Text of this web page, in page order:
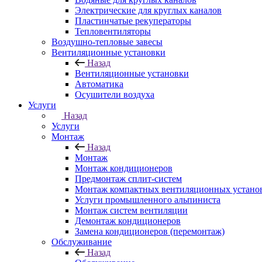
Электрические для круглых каналов
Пластинчатые рекуператоры
Тепловентиляторы
Воздушно-тепловые завесы
Вентиляционные установки
Назад
Вентиляционные установки
Автоматика
Осушители воздуха
Услуги
Назад
Услуги
Монтаж
Назад
Монтаж
Монтаж кондиционеров
Предмонтаж сплит-систем
Монтаж компактных вентиляционных
Услуги промышленного альпиниста
Монтаж систем вентиляции
Демонтаж кондиционеров
Замена кондиционеров (перемонтаж)
Обслуживание
Назад